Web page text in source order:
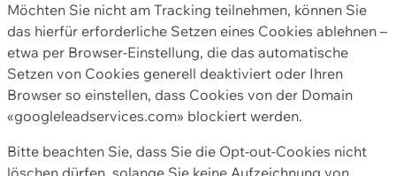
Möchten Sie nicht am Tracking teilnehmen, können Sie
das hierfür erforderliche Setzen eines Cookies ablehnen –
etwa per Browser-Einstellung, die das automatische
Setzen von Cookies generell deaktiviert oder Ihren
Browser so einstellen, dass Cookies von der Domain
«googleleadservices.com» blockiert werden.
Bitte beachten Sie, dass Sie die Opt-out-Cookies nicht